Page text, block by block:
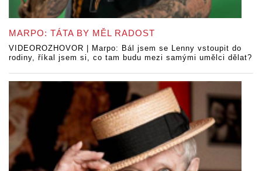
MARPO: TÁTA BY MĚL RADOST
VIDEOROZHOVOR | Marpo: Bál jsem se Lenny vstoupit do
rodiny, říkal jsem si, co tam budu mezi samými umělci dělat?